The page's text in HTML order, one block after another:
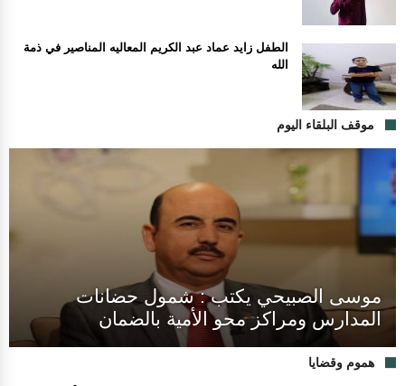
الطفل زايد عماد عبد الكريم المعاليه المناصير في ذمة
الله
موقف البلقاء اليوم
موسى الصبيحي يكتب : شمول حضانات
المدارس ومراكز محو الأمية بالضمان
هموم وقضايا